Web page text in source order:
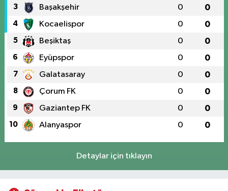
3 Başakşehir 0 0
4 Kocaelispor 0 0
5 Beşiktaş 0 0
6 Eyüpspor 0 0
7 Galatasaray 0 0
8 Çorum FK 0 0
9 Gaziantep FK 0 0
10 Alanyaspor 0 0
Detaylar için tıklayın